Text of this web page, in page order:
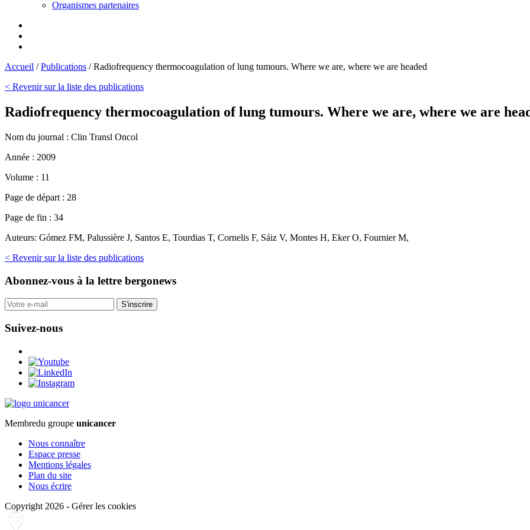
Organismes partenaires
Accueil /Publications /Radiofrequency thermocoagulation of lung tumours. Where we are, where we are headed
< Revenir sur la liste des publications
Radiofrequency thermocoagulation of lung tumours. Where we are, where we are
Nom du journal : Clin Transl Oncol
Année : 2009
Volume : 11
Page de départ : 28
Page de fin : 34
Auteurs: Gómez FM, Palussière J, Santos E, Tourdias T, Cornelis F, Sáiz V, Montes H, Eker O, Fournier M,
< Revenir sur la liste des publications
Abonnez-vous à la lettre bergonews
S'inscrire
Suivez-nous
Membredu groupe unicancer
Nous connaître
Espace presse
Mentions légales
Plan du site
Nous écrire
Copyright 2026 - Gérer les cookies